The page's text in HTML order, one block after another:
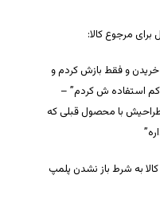
برای مرجوع کالا:
و فقط بازش کردم و
استفاده ش کردم” –
با محصول قبلی که
به شرط باز نشدن پلمپ